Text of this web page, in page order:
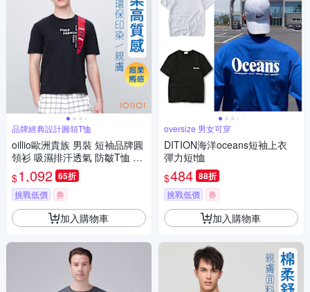
品牌經典設計圓領T恤
oillio歐洲貴族 男裝 短袖品牌圓
領衫 吸濕排汗透氣 防皺T恤 彈
力印花T 中性款 黑色 法國品牌
有大尺碼
$1,092 65折
挑戰低價 券
加入購物車
oversize 男女可穿
DITION海洋oceans短袖上衣
彈力短t恤
$484 88折
挑戰低價 券
加入購物車